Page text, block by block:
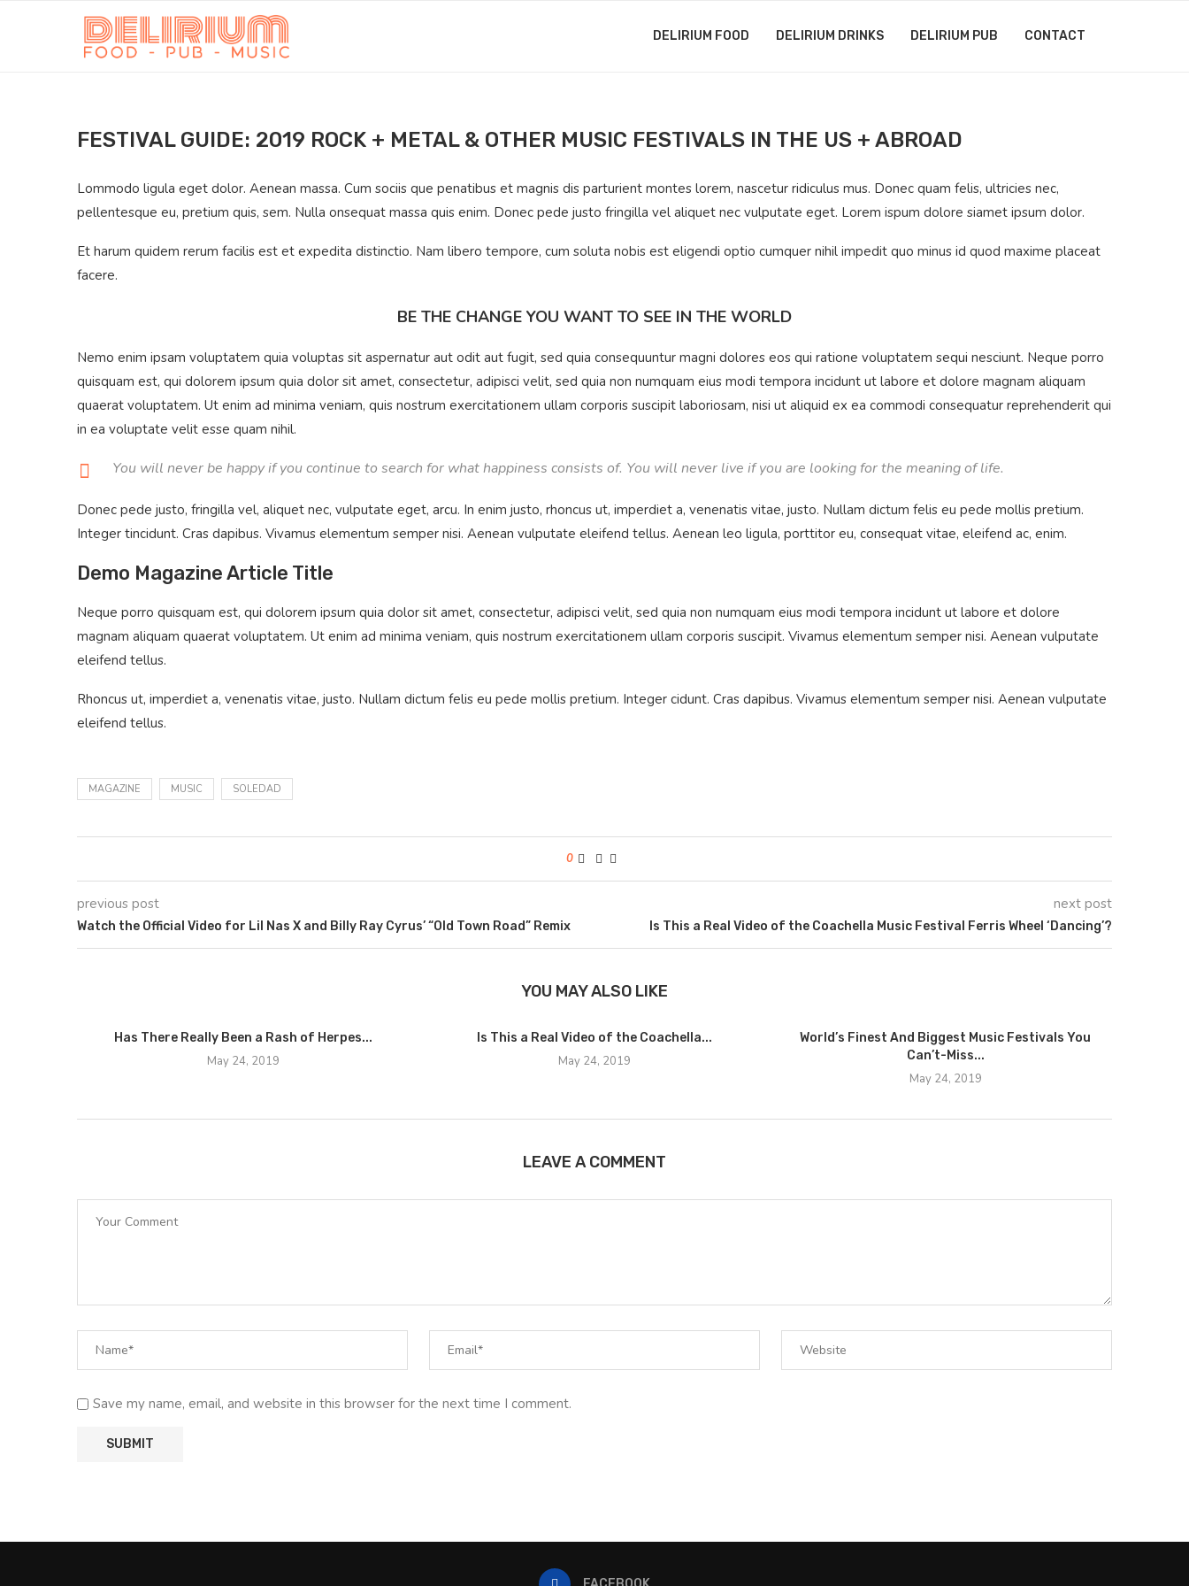
DELIRIUM FOOD DELIRIUM DRINKS DELIRIUM PUB CONTACT
FESTIVAL GUIDE: 2019 ROCK + METAL & OTHER MUSIC FESTIVALS IN THE US + ABROAD
Lommodo ligula eget dolor. Aenean massa. Cum sociis que penatibus et magnis dis parturient montes lorem, nascetur ridiculus mus. Donec quam felis, ultricies nec,
pellentesque eu, pretium quis, sem. Nulla onsequat massa quis enim. Donec pede justo fringilla vel aliquet nec vulputate eget. Lorem ispum dolore siamet ipsum dolor.
Et harum quidem rerum facilis est et expedita distinctio. Nam libero tempore, cum soluta nobis est eligendi optio cumquer nihil impedit quo minus id quod maxime placeat
facere.
BE THE CHANGE YOU WANT TO SEE IN THE WORLD
Nemo enim ipsam voluptatem quia voluptas sit aspernatur aut odit aut fugit, sed quia consequuntur magni dolores eos qui ratione voluptatem sequi nesciunt. Neque porro
quisquam est, qui dolorem ipsum quia dolor sit amet, consectetur, adipisci velit, sed quia non numquam eius modi tempora incidunt ut labore et dolore magnam aliquam
quaerat voluptatem. Ut enim ad minima veniam, quis nostrum exercitationem ullam corporis suscipit laboriosam, nisi ut aliquid ex ea commodi consequatur reprehenderit qui
in ea voluptate velit esse quam nihil.
You will never be happy if you continue to search for what happiness consists of. You will never live if you are looking for the meaning of life.
Donec pede justo, fringilla vel, aliquet nec, vulputate eget, arcu. In enim justo, rhoncus ut, imperdiet a, venenatis vitae, justo. Nullam dictum felis eu pede mollis pretium.
Integer tincidunt. Cras dapibus. Vivamus elementum semper nisi. Aenean vulputate eleifend tellus. Aenean leo ligula, porttitor eu, consequat vitae, eleifend ac, enim.
Demo Magazine Article Title
Neque porro quisquam est, qui dolorem ipsum quia dolor sit amet, consectetur, adipisci velit, sed quia non numquam eius modi tempora incidunt ut labore et dolore
magnam aliquam quaerat voluptatem. Ut enim ad minima veniam, quis nostrum exercitationem ullam corporis suscipit. Vivamus elementum semper nisi. Aenean vulputate
eleifend tellus.
Rhoncus ut, imperdiet a, venenatis vitae, justo. Nullam dictum felis eu pede mollis pretium. Integer cidunt. Cras dapibus. Vivamus elementum semper nisi. Aenean vulputate
eleifend tellus.
MAGAZINE MUSIC SOLEDAD
0
previous post
Watch the Official Video for Lil Nas X and Billy Ray Cyrus’ “Old Town Road” Remix
next post
Is This a Real Video of the Coachella Music Festival Ferris Wheel ‘Dancing’?
YOU MAY ALSO LIKE
Has There Really Been a Rash of Herpes...
May 24, 2019
Is This a Real Video of the Coachella...
May 24, 2019
World’s Finest And Biggest Music Festivals You
Can’t-Miss...
May 24, 2019
LEAVE A COMMENT
Save my name, email, and website in this browser for the next time I comment.